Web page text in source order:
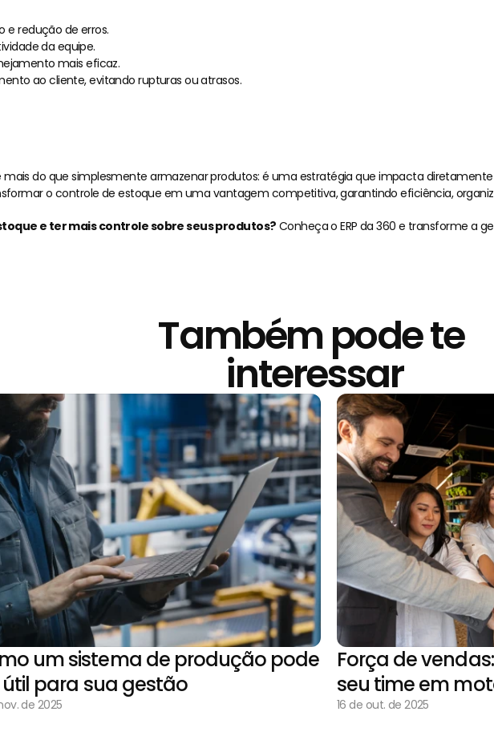
e redução de erros.
da equipe.
mais eficaz.
ao cliente, evitando rupturas ou atrasos.
mais do que simplesmente armazenar produtos: é uma estratégia que impacta
o controle de estoque em uma vantagem competitiva, garantindo eficiência,
e ter mais controle sobre seus produtos? Conheça o ERP da 360 e transforme a
Também pode te
interessar
um sistema de produção pode
útil para sua gestão
de 2025
Força de
seu time em
16 de out. de 2025